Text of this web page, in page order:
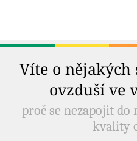
Víte o
ovzduší ve
proč se nezapojit
kvality